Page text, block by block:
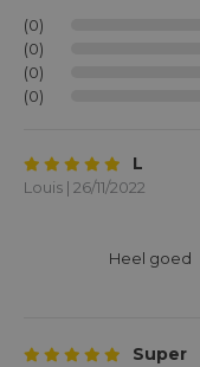
(0)
(0)
(0)
(0)
L
Louis | 26/11/2022
Super